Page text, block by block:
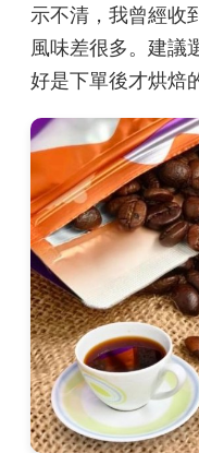
示不清，我曾經收
風味差很多。建議
好是下單後才烘焙